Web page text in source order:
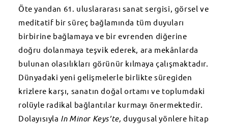
Öte yandan 61. uluslararası sanat sergisi, görsel ve
meditatif bir süreç bağlamında tüm duyuları
birbirine bağlamaya ve bir evrenden diğerine
doğru dolanmaya teşvik ederek, ara mekânlarda
bulunan olasılıkları görünür kılmaya çalışmaktadır.
Dünyadaki yeni gelişmelerle birlikte süregiden
krizlere karşı, sanatın doğal ortamı ve toplumdaki
rolüyle radikal bağlantılar kurmayı önermektedir.
Dolayısıyla In Minor Keys’te, duygusal yönlere hitap